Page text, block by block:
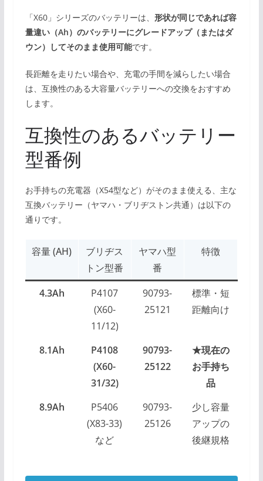
「X60」シリーズのバッテリーは、 形状が同じであれば容
量違い（Ah）のバッテリーにグレードアップ（またはダ
ウン）してそのまま使用可能です。
長距離を走りたい場合や、充電の手間を減らしたい場合
は、互換性のある大容量バッテリーへの交換をおすすめ
します。
互換性のあるバッテリー
型番例
お手持ちの充電器（X54型など）がそのまま使える、主な
互換バッテリー（ヤマハ・ブリヂストン共通）は以下の
通りです。
容量 (AH)
ブリヂス
トン型番
ヤマハ型
番
特徴
4.3Ah
P4107
(X60-
11/12)
90793-
25121
標準・短
距離向け
8.1Ah
P4108
(X60-
31/32)
90793-
25122
★現在の
お手持ち
品
8.9Ah
P5406
(X83-33)
など
90793-
25126
少し容量
アップの
後継規格